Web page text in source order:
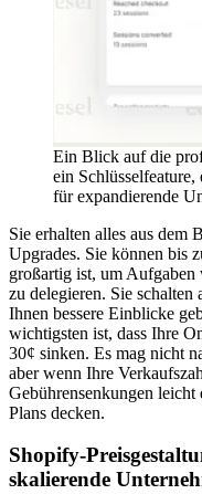
Ein Blick auf die
ein
für expandierende
Sie erhalten alles aus dem
Upgrades. Sie können bis
großartig ist, um
zu delegieren. Sie
Ihnen bessere Einblicke
wichtigsten ist, dass Ihre
30¢ sinken. Es mag nicht
aber wenn Ihre
Gebührensenkungen
Plans decken.
Shopify-
skalierende